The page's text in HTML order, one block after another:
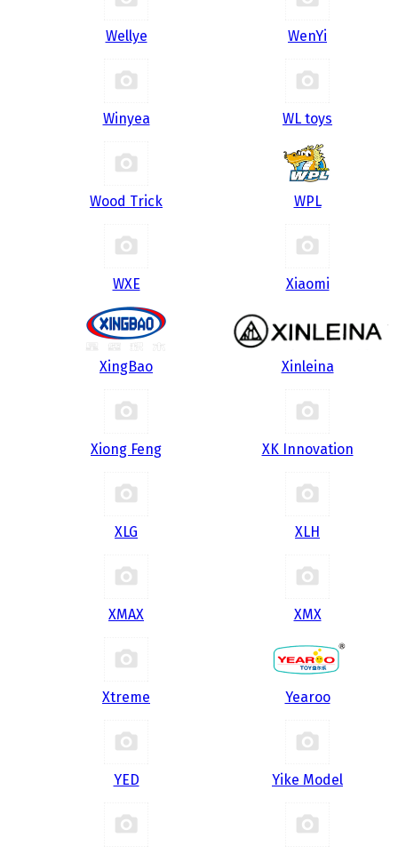
Wellye WenYi
Winyea WL toys
Wood Trick WPL
WXE Xiaomi
XingBao Xinleina
Xiong Feng XK Innovation
XLG XLH
XMAX XMX
Xtreme Yearoo
YED Yike Model